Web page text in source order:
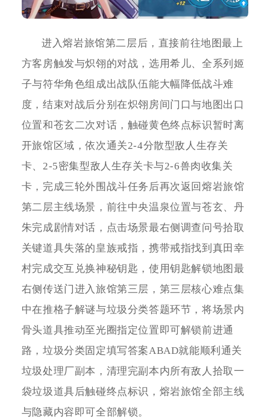
进入熔岩旅馆第二层后，直接前往地图最上
方客房触发与炽翎的对战，选用希儿、全系列姬
子与符华角色组成出战队伍能大幅降低战斗难
度，结束对战后分别在炽翎房间门口与地图出口
位置和苍玄二次对话，触碰黄色终点标识暂时离
开旅馆区域，依次通关2-4分散型敌人生存关
卡、2-5密集型敌人生存关卡与2-6兽肉收集关
卡，完成三轮外围战斗任务后再次返回熔岩旅馆
第二层主线场景，前往中央温泉位置与苍玄、丹
朱完成剧情对话，点击场景最右侧调查问号拾取
关键道具失落的皇族戒指，携带戒指找到真田幸
村完成交互兑换神秘钥匙，使用钥匙解锁地图最
右侧传送门进入旅馆第三层，第三层核心难点集
中在推格子解谜与垃圾分类答题环节，将场景内
骨头道具推动至光圈指定位置即可解锁前进通
路，垃圾分类固定填写答案ABAD就能顺利通关
垃圾处理厂副本，清理完副本内所有敌人拾取一
袋垃圾道具后触碰终点标识，熔岩旅馆全部主线
与隐藏内容即可全部解锁。